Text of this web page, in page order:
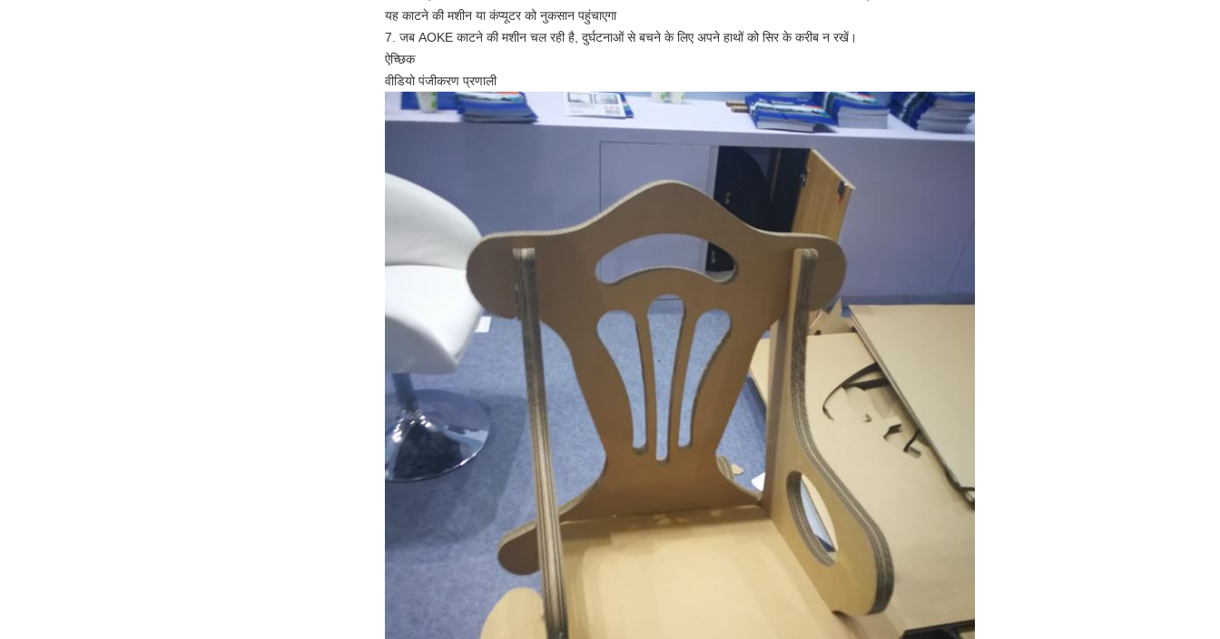
यह काटने की मशीन या कंप्यूटर को नुकसान पहुंचाएगा
7. जब AOKE काटने की मशीन चल रही है, दुर्घटनाओं से बचने के लिए अपने हाथों को सिर के करीब न रखें।
ऐच्छिक
वीडियो पंजीकरण प्रणाली